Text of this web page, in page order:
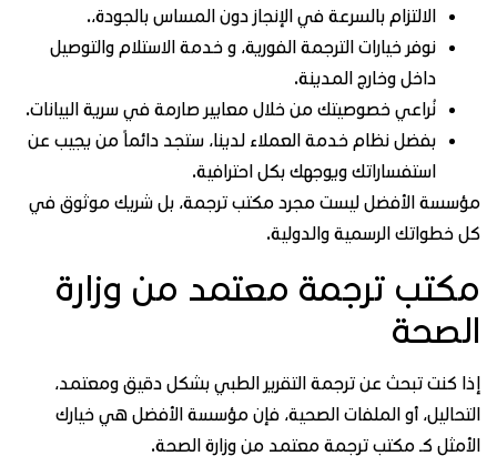
الالتزام بالسرعة في الإنجاز دون المساس بالجودة،.
نوفر خيارات الترجمة الفورية، و خدمة الاستلام والتوصيل
داخل وخارج المدينة.
نُراعي خصوصيتك من خلال معايير صارمة في سرية البيانات.
بفضل نظام خدمة العملاء لدينا، ستجد دائماً من يجيب عن
استفساراتك ويوجهك بكل احترافية.
الأفضل ليست مجرد مكتب ترجمة، بل شريك موثوق في
خطواتك الرسمية والدولية.
ترجمة معتمد من وزارة
كنت تبحث عن ترجمة التقرير الطبي بشكل دقيق ومعتمد،
أو الملفات الصحية، فإن مؤسسة الأفضل هي خيارك
كـ مكتب ترجمة معتمد من وزارة الصحة.